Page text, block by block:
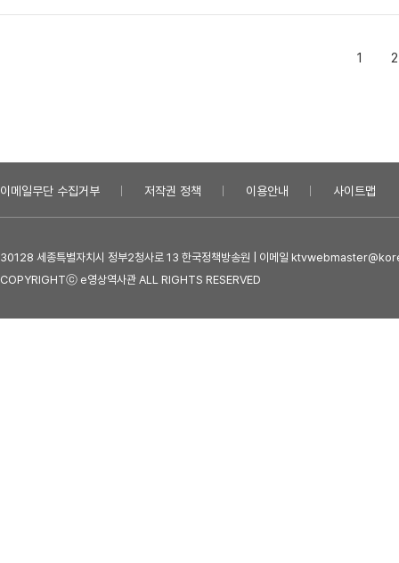
1 2
이메일무단 수집거부 저작권 정책 이용안내 사이트맵
30128 세종특별자치시 정부2청사로 13 한국정책방송원 | 이메일
COPYRIGHTⓒ e영상역사관 ALL RIGHTS RESERVED